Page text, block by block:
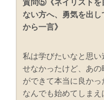
質問⑤《ネイリストを
ない方へ、勇気を出
から一言》
私は学びたいなと思
せなかったけど、あ
ができて本当に良か
なんでも始めてしまえ